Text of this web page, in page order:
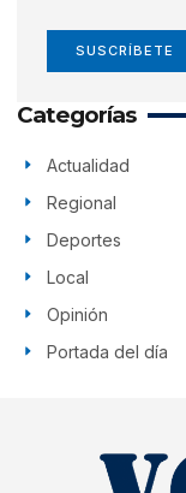
SUSCRÍBETE
Categorías
Actualidad
Regional
Deportes
Local
Opinión
Portada del día